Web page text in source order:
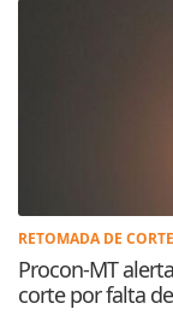
RETOMADA DE
Procon-MT
corte por falta